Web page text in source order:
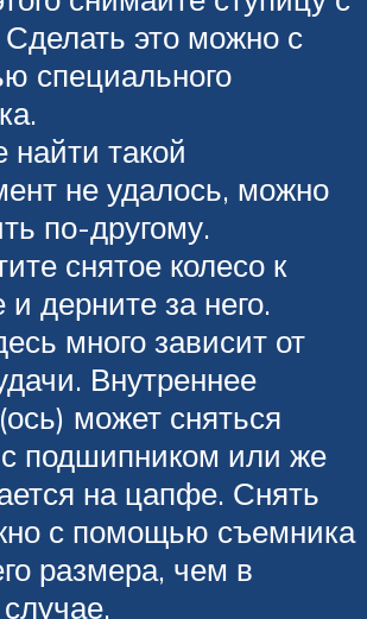
это можно с
специального
найти такой
не удалось, можно
по-другому.
снятое колесо к
и дерните за него.
много зависит от
Внутреннее
может сняться
подшипником или же
на цапфе. Снять
с помощью съемника
размера, чем в